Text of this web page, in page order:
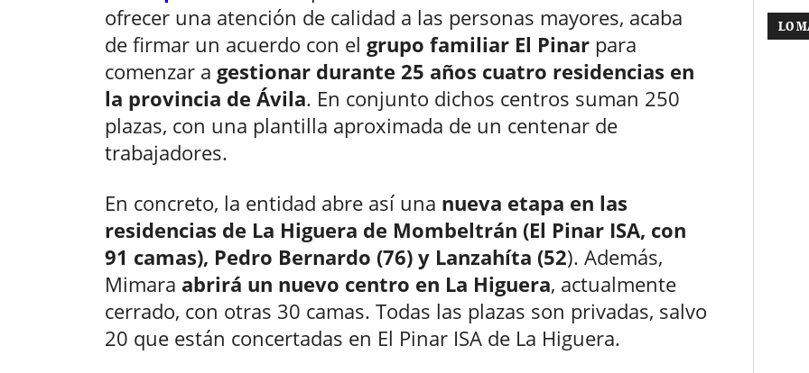
ofrecer una atención de calidad a las personas mayores, acaba
de firmar un acuerdo con el grupo familiar El Pinar para
comenzar a gestionar durante 25 años cuatro residencias en
la provincia de Ávila. En conjunto dichos centros suman 250
plazas, con una plantilla aproximada de un centenar de
trabajadores.
En concreto, la entidad abre así una nueva etapa en las
residencias de La Higuera de Mombeltrán (El Pinar ISA, con
91 camas), Pedro Bernardo (76) y Lanzahíta (52). Además,
Mimara abrirá un nuevo centro en La Higuera, actualmente
cerrado, con otras 30 camas. Todas las plazas son privadas, salvo
20 que están concertadas en El Pinar ISA de La Higuera.
LO